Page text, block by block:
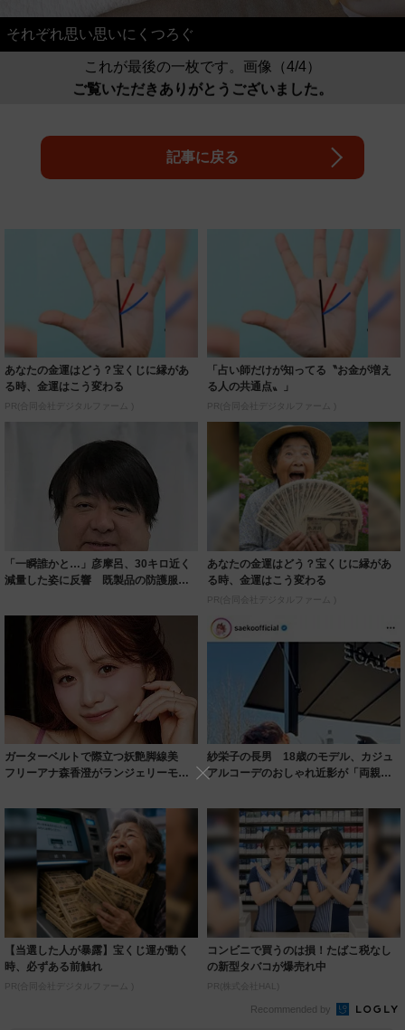
それぞれ思い思いにくつろぐ
これが最後の一枚です。画像（4/4）
ご覧いただきありがとうございました。
記事に戻る
あなたの金運はどう？宝くじに縁があ
る時、金運はこう変わる
PR(合同会社デジタルファーム )
「占い師だけが知ってる〝お金が増え
る人の共通点〟」
PR(合同会社デジタルファーム )
「一瞬誰かと…」彦摩呂、30キロ近く
減量した姿に反響 既製品の防護服が
あなたの金運はどう？宝くじに縁があ
る時、金運はこう変わる
PR(合同会社デジタルファーム )
ガーターベルトで際立つ妖艶脚線美
フリーアナ森香澄がランジェリーモデ
紗栄子の長男 18歳のモデル、カジュ
アルコーデのおしゃれ近影が「両親の
【当選した人が暴露】宝くじ運が動く
時、必ずある前触れ
PR(合同会社デジタルファーム )
コンビニで買うのは損！たばこ税なし
の新型タバコが爆売れ中
PR(株式会社HAL)
Recommended by